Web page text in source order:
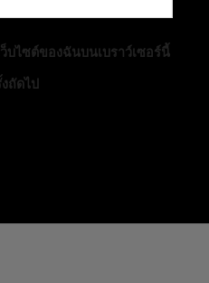
บไซต์ของฉันบนเบราว์เซอร์นี้
ถัดไป